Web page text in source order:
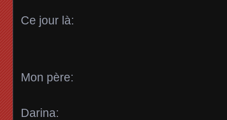
Ce jour là:
Mon père:
Darina: